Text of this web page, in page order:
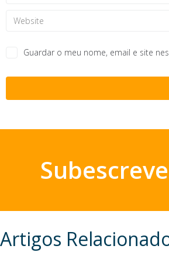
Guardar o meu nome, email e site
Artigos